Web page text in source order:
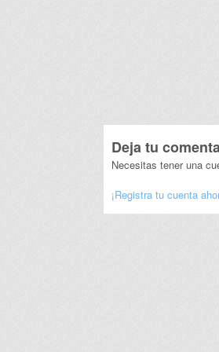
Deja tu
Necesitas tener una
¡Registra tu cuenta